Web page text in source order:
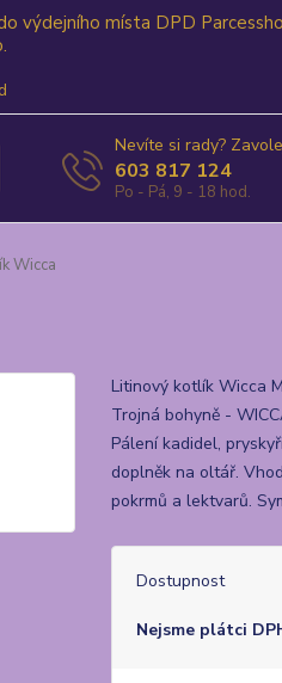
výdejního místa DPD
Nevíte si rady?
603 817 124
Po - Pá, 9 - 18 hod.
Wicca
Litinový kotlík Wicca
Trojná bohyně -
Pálení kadidel,
doplněk na oltář.
pokrmů a lektvarů.
Dostupnost
Nejsme plátci